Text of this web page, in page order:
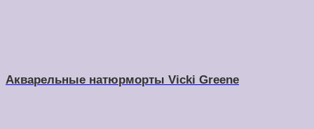
Акварельные натюрморты Vicki Greene